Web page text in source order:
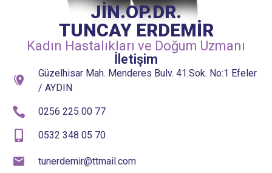
JİN.OP.DR.
TUNCAY ERDEMİR
Kadın Hastalıkları ve Doğum Uzmanı
İletişim
Güzelhisar Mah. Menderes Bulv. 41.Sok. No:1 Efeler
/ AYDIN
0256 225 00 77
0532 348 05 70
tunerdemir@ttmail.com